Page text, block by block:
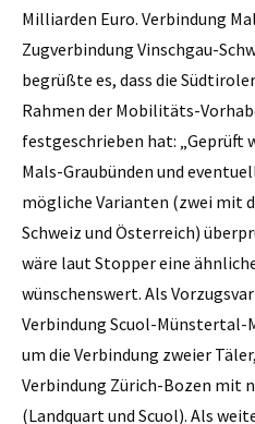
Milliarden Euro. Verbindung
Zugverbindung Vinschgau-
begrüßte es, dass die
Rahmen der Mobilitäts-
festgeschrieben hat: „Geprüft
Mals-Graubünden und
mögliche Varianten (zwei mit
Schweiz und Österreich)
wäre laut Stopper eine
wünschenswert. Als
Verbindung Scuol-Münstertal-
um die Verbindung zweier
Verbindung Zürich-Bozen mit
(Landquart und Scuol). Als